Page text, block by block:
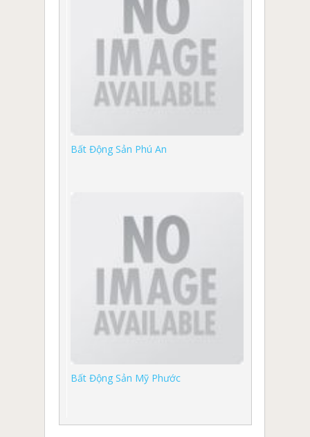
Bất Động Sản Phú An
Bất Động Sản Mỹ Phước